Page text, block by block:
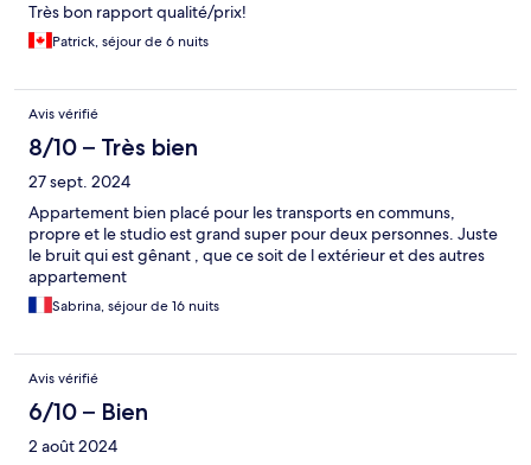
Très bon rapport qualité/prix!
Patrick, séjour de 6 nuits
Avis vérifié
8/10 – Très bien
27 sept. 2024
Appartement bien placé pour les transports en communs,
propre et le studio est grand super pour deux personnes. Juste
le bruit qui est gênant , que ce soit de l extérieur et des autres
appartement
Sabrina, séjour de 16 nuits
Avis vérifié
6/10 – Bien
2 août 2024